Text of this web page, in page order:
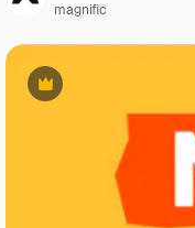
Premium
magnific